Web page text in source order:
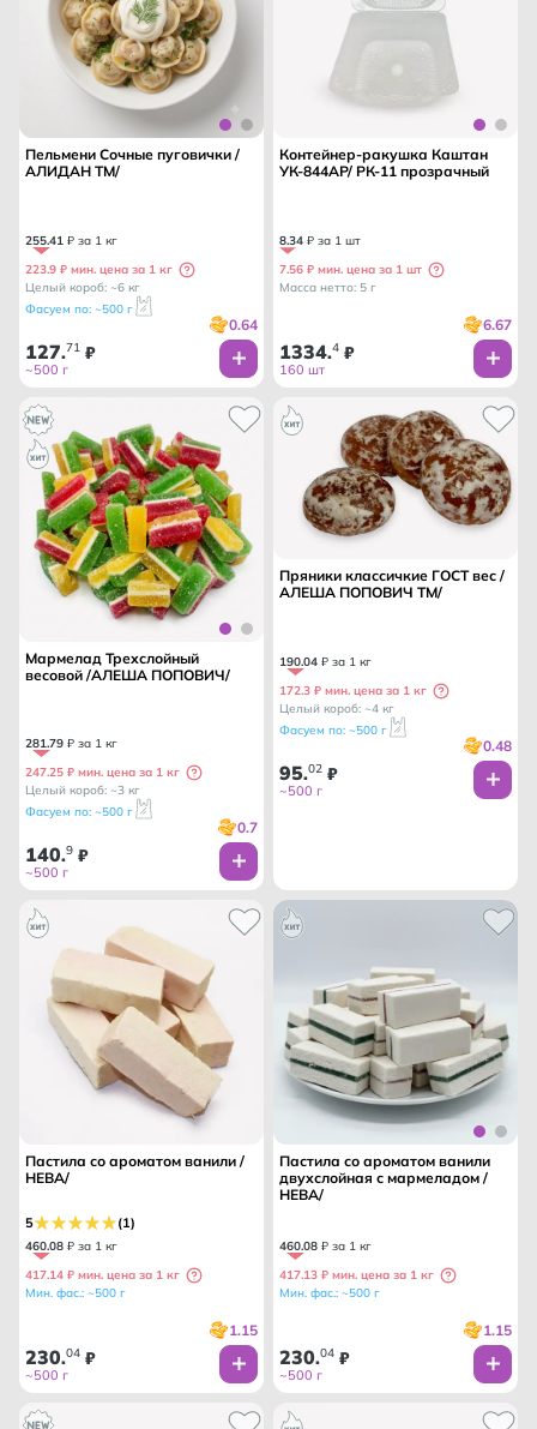
Пельмени Сочные пуговички /
АЛИДАН ТМ/
255.41 ₽ за 1 кг
223.9 ₽ мин. цена за 1 кг
Целый короб: ~6 кг
Фасуем по: ~500 г
0.64
127.71 ₽
~500 г
Контейнер-ракушка Каштан
УК-844АР/ РК-11 прозрачный
8.34 ₽ за 1 шт
7.56 ₽ мин. цена за 1 шт
Масса нетто: 5 г
6.67
1334.4 ₽
160 шт
Мармелад Трехслойный
весовой /АЛЕША ПОПОВИЧ/
281.79 ₽ за 1 кг
247.25 ₽ мин. цена за 1 кг
Целый короб: ~3 кг
Фасуем по: ~500 г
0.7
140.9 ₽
~500 г
Пряники классичкие ГОСТ вес /
АЛЕША ПОПОВИЧ ТМ/
190.04 ₽ за 1 кг
172.3 ₽ мин. цена за 1 кг
Целый короб: ~4 кг
Фасуем по: ~500 г
0.48
95.02 ₽
~500 г
Пастила со ароматом ванили /
НЕВА/
5 (1)
460.08 ₽ за 1 кг
417.14 ₽ мин. цена за 1 кг
Мин. фас.: ~500 г
1.15
230.04 ₽
~500 г
Пастила со ароматом ванили
двухслойная с мармеладом /
НЕВА/
460.08 ₽ за 1 кг
417.13 ₽ мин. цена за 1 кг
Мин. фас.: ~500 г
1.15
230.04 ₽
~500 г